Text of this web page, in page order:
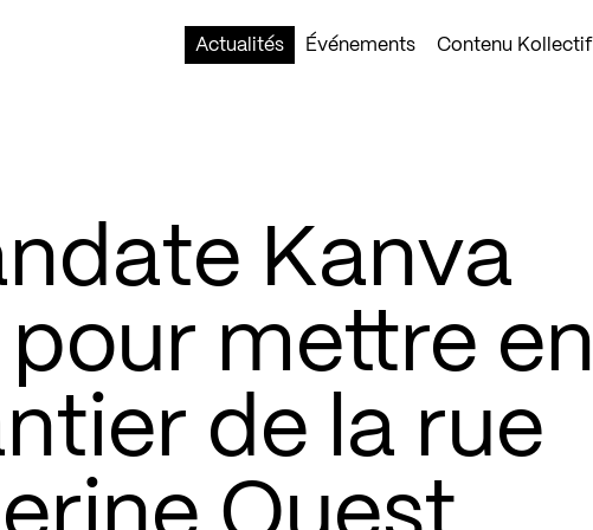
Actualités
Événements Contenu Kollectif
Kanva
mettre en
de la rue